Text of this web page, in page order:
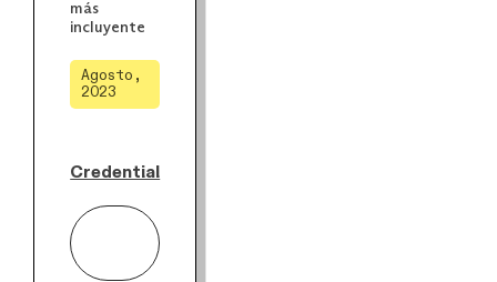
más
incluyente
Agosto,
2023
Credential